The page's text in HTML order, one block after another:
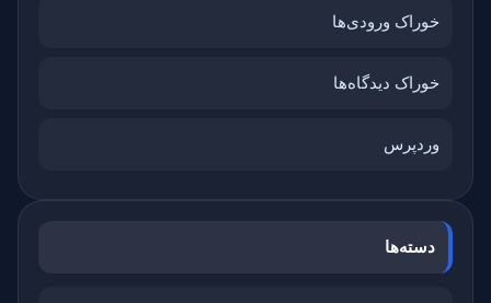
خوراک ورودی‌ها
خوراک دیدگاه‌ها
وردپرس
دسته‌ها